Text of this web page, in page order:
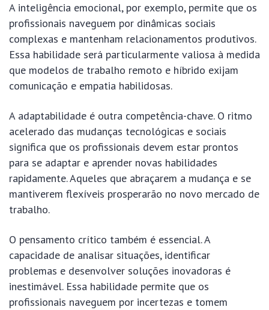
A inteligência emocional, por exemplo, permite que os
profissionais naveguem por dinâmicas sociais
complexas e mantenham relacionamentos produtivos.
Essa habilidade será particularmente valiosa à medida
que modelos de trabalho remoto e híbrido exijam
comunicação e empatia habilidosas.
A adaptabilidade é outra competência-chave. O ritmo
acelerado das mudanças tecnológicas e sociais
significa que os profissionais devem estar prontos
para se adaptar e aprender novas habilidades
rapidamente. Aqueles que abraçarem a mudança e se
mantiverem flexíveis prosperarão no novo mercado de
trabalho.
O pensamento crítico também é essencial. A
capacidade de analisar situações, identificar
problemas e desenvolver soluções inovadoras é
inestimável. Essa habilidade permite que os
profissionais naveguem por incertezas e tomem